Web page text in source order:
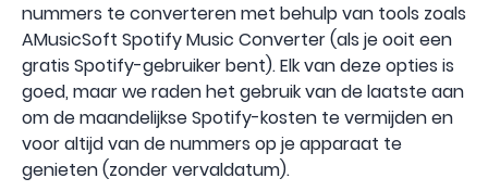
nummers te converteren met behulp van tools zoals
AMusicSoft Spotify Music Converter (als je ooit een
gratis Spotify-gebruiker bent). Elk van deze opties is
goed, maar we raden het gebruik van de laatste aan
om de maandelijkse Spotify-kosten te vermijden en
voor altijd van de nummers op je apparaat te
genieten (zonder vervaldatum).